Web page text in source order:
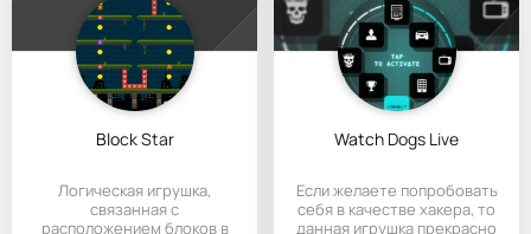
Block Star
Логическая игрушка,
связанная с
расположением блоков в
Watch Dogs Live
Если желаете попробовать
себя в качестве хакера, то
данная игрушка прекрасно